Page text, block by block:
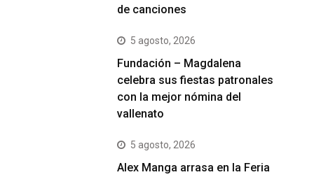
de canciones
5 agosto, 2026
Fundación – Magdalena
celebra sus fiestas patronales
con la mejor nómina del
vallenato
5 agosto, 2026
Alex Manga arrasa en la Feria